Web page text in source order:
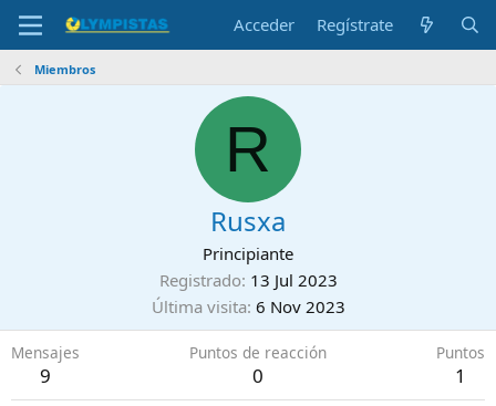
Acceder Regístrate
Miembros
R
Rusxa
Principiante
Registrado 13 Jul 2023
Última visita 6 Nov 2023
Mensajes
9
Puntos de reacción
0
Puntos
1